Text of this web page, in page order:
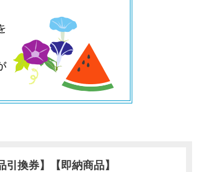
換券】【即納商品】